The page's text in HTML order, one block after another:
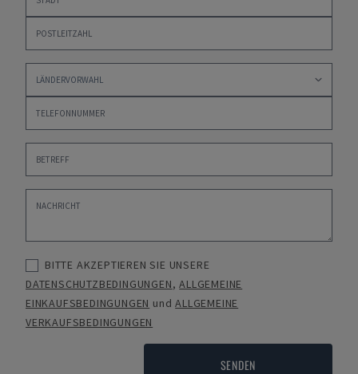
BITTE AKZEPTIEREN SIE UNSERE
DATENSCHUTZBEDINGUNGEN,ALLGEMEINE
EINKAUFSBEDINGUNGEN undALLGEMEINE
VERKAUFSBEDINGUNGEN
SENDEN